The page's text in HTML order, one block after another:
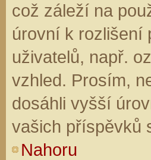
což záleží na
úrovní k rozlišení
uživatelů, např.
vzhled. Prosím,
dosáhli vyšší
vašich příspěvků
Nahoru